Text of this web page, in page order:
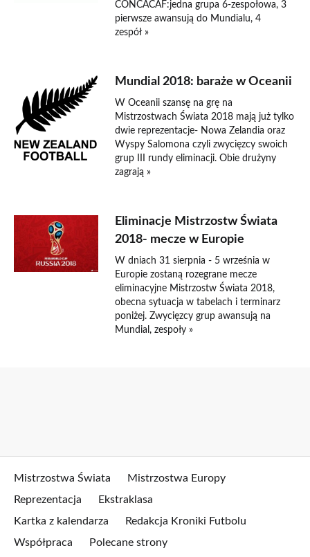
CONCACAF:jedna grupa 6-zespołowa, 3
pierwsze awansują do Mundialu, 4
zespół »
Mundial 2018: baraże w Oceanii
W Oceanii szansę na grę na
Mistrzostwach Świata 2018 mają już tylko
dwie reprezentacje- Nowa Zelandia oraz
Wyspy Salomona czyli zwycięzcy swoich
grup III rundy eliminacji. Obie drużyny
zagrają »
Eliminacje Mistrzostw Świata
2018- mecze w Europie
W dniach 31 sierpnia - 5 września w
Europie zostaną rozegrane mecze
eliminacyjne Mistrzostw Świata 2018,
obecna sytuacja w tabelach i terminarz
poniżej. Zwycięzcy grup awansują na
Mundial, zespoły »
Mistrzostwa Świata
Mistrzostwa Europy
Reprezentacja
Ekstraklasa
Kartka z kalendarza
Redakcja Kroniki Futbolu
Współpraca
Polecane strony